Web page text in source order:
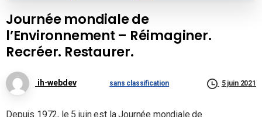
Journée mondiale de
l’Environnement – Réimaginer.
Recréer. Restaurer.
ih-webdev sans classification 5 juin 2021
Depuis 1972, le 5 juin est la Journée mondiale de